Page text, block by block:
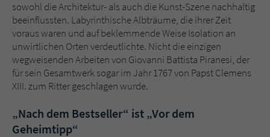
sowohl die Architektur- als auch die Kunst-Szene nachhaltig
beeinflussten. Labyrinthische Albträume, die ihrer Zeit
voraus waren und auf beklemmende Weise Isolation an
unwirtlichen Orten verdeutlichte. Nicht die einzigen
wegweisenden Arbeiten von Giovanni Battista Piranesi, der
für sein Gesamtwerk sogar im Jahr 1767 von Papst Clemens
XIII. zum Ritter geschlagen wurde.
„Nach dem Bestseller“ ist „Vor dem
Geheimtipp“